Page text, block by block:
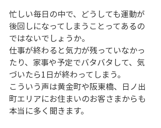
忙しい毎日の中で、どうしても運動が
後回しになってしまうことってあるの
ではないでしょうか。
仕事が終わると気力が残っていなかっ
たり、家事や予定でバタバタして、気
づいたら1日が終わってしまう。
こういう声は黄金町や阪東橋、日ノ出
町エリアにお住まいのお客さまからも
本当に多く聞きます。